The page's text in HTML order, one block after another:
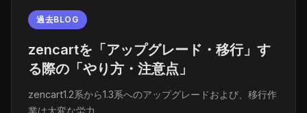
過去BLOG
zencartを「アップグレード・移行」す
る際の「やり方・注意点」
zencart1.2系から1.3系へのアップグレードおよび、移行作
業は大変な労力…